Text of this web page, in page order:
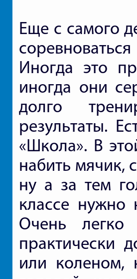
Еще с самого
Иногда это
иногда они
долго
результаты.
«Школа». В
набить мячик,
ну а за тем
классе нужно
Очень
практически
или коленом,